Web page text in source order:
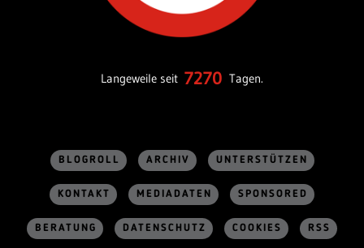
Langeweile seit 7270 Tagen.
BLOGROLL ARCHIV UNTERSTÜTZEN
KONTAKT MEDIADATEN SPONSORED
BERATUNG DATENSCHUTZ COOKIES RSS